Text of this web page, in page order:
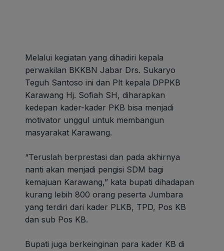
Melalui kegiatan yang dihadiri kepala
perwakilan BKKBN Jabar Drs. Sukaryo
Teguh Santoso ini dan Plt kepala DPPKB
Karawang Hj. Sofiah SH, diharapkan
kedepan kader-kader PKB bisa menjadi
motivator unggul untuk membangun
masyarakat Karawang.
“Teruslah berprestasi dan pada akhirnya
nanti akan menjadi pengisi SDM bagi
kemajuan Karawang,” kata bupati dihadapan
kurang lebih 800 orang peserta Jumbara
yang terdiri dari kader PLKB, TPD, Pos KB
dan sub Pos KB.
Bupati juga berkeinginan para kader KB di